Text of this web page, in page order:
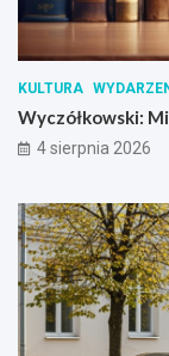
KULTURA
Wyczółkowski:
4 sierpnia 2026